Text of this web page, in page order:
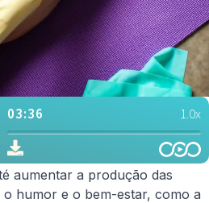
aumentar a produção das
humor e o bem-estar, como a